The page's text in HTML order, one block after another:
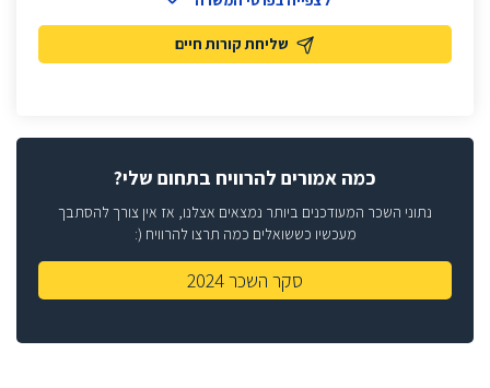
שליחת קורות חיים
כמה אמורים להרוויח בתחום שלי?
נתוני השכר המעודכנים ביותר נמצאים אצלנו, אז אין צורך להסתבך
מעכשיו כששואלים כמה תרצו להרוויח (:
סקר השכר 2024